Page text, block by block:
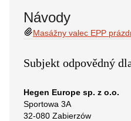
Návody
Masážny valec EPP
Subjekt odpovědný
Hegen Europe sp. z o.o.
Sportowa 3A
32-080 Zabierzów